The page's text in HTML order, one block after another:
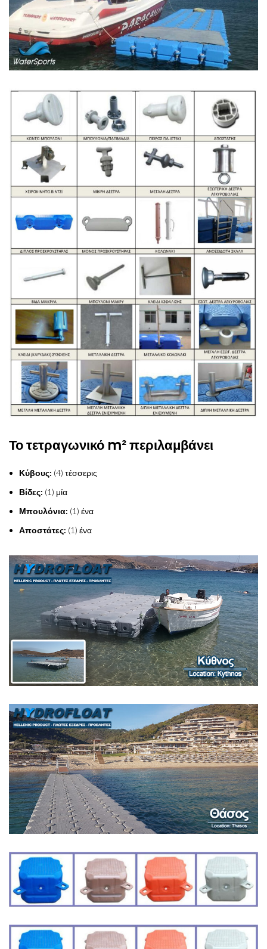
Το τετραγωνικό m² περιλαμβάνει
Κύβους: (4) τέσσερις
Βίδες: (1) μία
Μπουλόνια: (1) ένα
Αποστάτες: (1) ένα